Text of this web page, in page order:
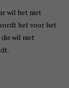
wil het niet
het voor het
wil niet